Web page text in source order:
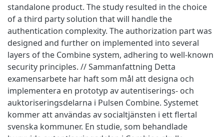
standalone product. The study resulted in the choice
of a third party solution that will handle the
authentication complexity. The authorization part was
designed and further on implemented into several
layers of the Combine system, adhering to well-known
security principles. // Sammanfattning Detta
examensarbete har haft som mål att designa och
implementera en prototyp av autentiserings- och
auktoriseringsdelarna i Pulsen Combine. Systemet
kommer att användas av socialtjänsten i ett flertal
svenska kommuner. En studie, som behandlade